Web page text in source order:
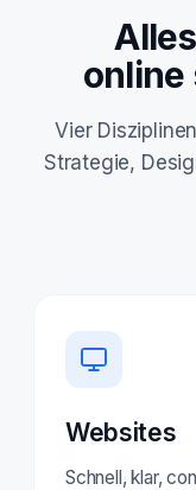
online
Vier
Strategie,
Websites
Schnell, klar,